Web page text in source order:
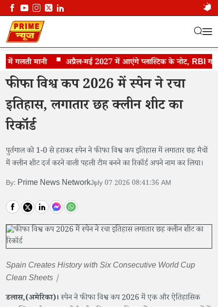
गलती मानी अप्रैल-मई 2027 में आएंगे प्लास्टिक के नोट, RBI गवर्नर
स्पेन का ऐतिहासिक रिकॉर्ड
फीफा विश्व कप 2026 में स्पेन ने रचा
इतिहास, लगातार छह क्लीन शीट का
रिकॉर्ड
पुर्तगाल को 1-0 से हराकर स्पेन ने फीफा विश्व कप इतिहास में लगातार छह मैचों
में क्लीन शीट दर्ज करने वाली पहली टीम बनने का रिकॉर्ड अपने नाम कर लिया।
By: Prime News NetworkJuly 07 2026 08:41:36 AM
Spain Creates History with Six Consecutive World Cup
Clean Sheets |
डलास,(अमेरिका)।स्पेन ने फीफा विश्व कप 2026 में एक और ऐतिहासिक